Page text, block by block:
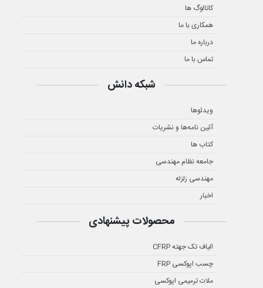
کاتالوگ ها
همکاری با ما
درباره ما
تماس با ما
شبکه دانش
ویدئوها
آئین نامه‌ها و نشریات
کتاب ها
جامعه نظام مهندسی
مهندسی زلزله
اخبار
محصولات پیشنهادی
الیاف تک جهته CFRP
چسب اپوکسی FRP
ملات ترمیمی اپوکسی